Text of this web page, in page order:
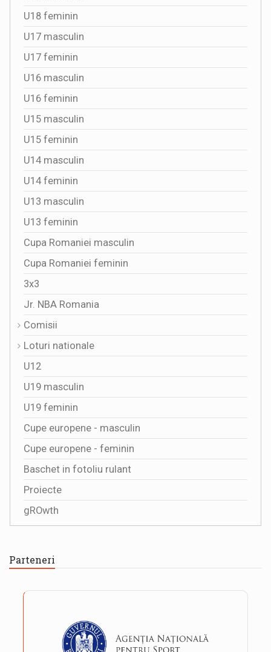
U18 feminin
U17 masculin
U17 feminin
U16 masculin
U16 feminin
U15 masculin
U15 feminin
U14 masculin
U14 feminin
U13 masculin
U13 feminin
Cupa Romaniei masculin
Cupa Romaniei feminin
3x3
Jr. NBA Romania
Comisii
Loturi nationale
U12
U19 masculin
U19 feminin
Cupe europene - masculin
Cupe europene - feminin
Baschet in fotoliu rulant
Proiecte
gROwth
Parteneri